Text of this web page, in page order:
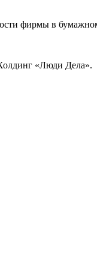
фирмы в
«Люди Дела».